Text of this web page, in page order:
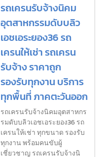
รถเครนรับจ้างนิคม
อุตสาหกรรมดับบลิว
เอชเอระยอง36 รถ
เครนให้เช่า รถเครน
รับจ้าง ราคาถูก
รองรับทุกงาน บริการ
ทุกพื้นที่ ภาคตะวันออก
รถเครนรับจ้างนิคมอุตสาหกร
รมดับบลิวเอชเอระยอง36 รถ
เครนให้เช่า ทุกขนาด รองรับ
ทุกงาน พร้อมคนขับผู้
เชี่ยวชาญ รถเครนรับจ้างนิ